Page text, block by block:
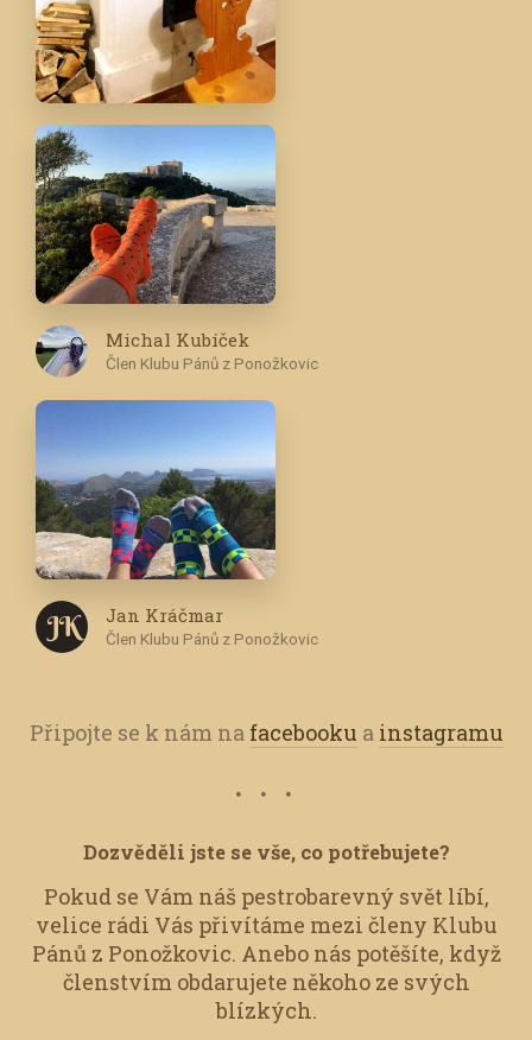
Michal Kubíček
Člen Klubu Pánů z Ponožkovic
J K Jan Kráčmar
Člen Klubu Pánů z Ponožkovic
Připojte se k nám na facebooku a instagramu
Dozvěděli jste se vše, co potřebujete?
Pokud se Vám náš pestrobarevný svět líbí,
velice rádi Vás přivítáme mezi členy Klubu
Pánů z Ponožkovic. Anebo nás potěšíte, když
členstvím obdarujete někoho ze svých
blízkých.